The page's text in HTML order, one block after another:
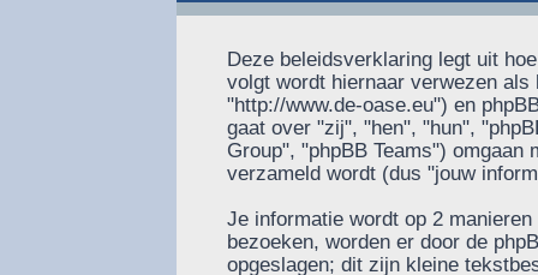
Deze beleidsverklaring legt uit
volgt wordt hiernaar verwezen
"http://www.de-oase.eu") en
gaat over "zij", "hen", "hun",
Group", "phpBB Teams")
verzameld wordt (dus "jouw
Je informatie wordt op 2
bezoeken, worden er door de
opgeslagen; dit zijn kleine